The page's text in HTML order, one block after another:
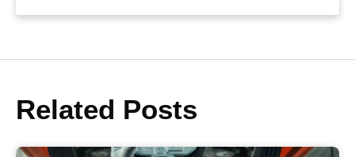
Related Posts